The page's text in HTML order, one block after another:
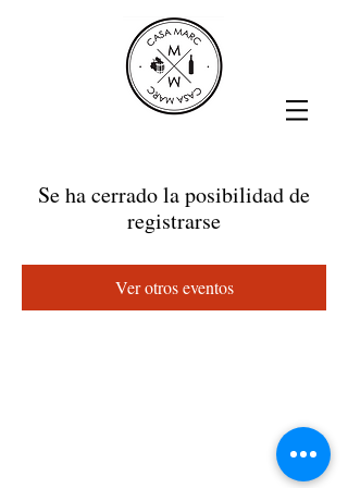
Se ha cerrado la posibilidad de
registrarse
Ver otros eventos